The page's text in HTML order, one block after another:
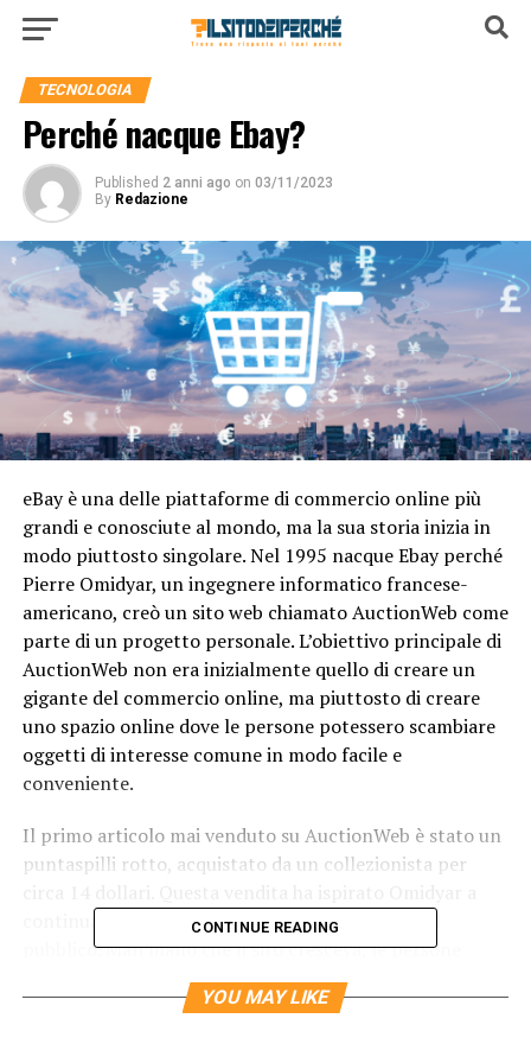
TECNOLOGIA
Perché nacque Ebay?
Published 2 anni ago on 03/11/2023
By Redazione
eBay è una delle piattaforme di commercio online più
grandi e conosciute al mondo, ma la sua storia inizia in
modo piuttosto singolare. Nel 1995 nacque Ebay perché
Pierre Omidyar, un ingegnere informatico francese-
americano, creò un sito web chiamato AuctionWeb come
parte di un progetto personale. L’obiettivo principale di
AuctionWeb non era inizialmente quello di creare un
gigante del commercio online, ma piuttosto di creare
uno spazio online dove le persone potessero scambiare
oggetti di interesse comune in modo facile e
conveniente.
Il primo articolo mai venduto su AuctionWeb è stato un
puntaspilli rotto, acquistato da un collezionista per
continuare a sviluppare il sito web e ad aprirlo al
pubblico. Man mano che il sito cresceva, le persone
iniziarono a scambiare una vasta gamma di oggetti, dai
giocattoli alle auto, dai libri agli oggetti da collezione.
CONTINUE READING
YOU MAY LIKE